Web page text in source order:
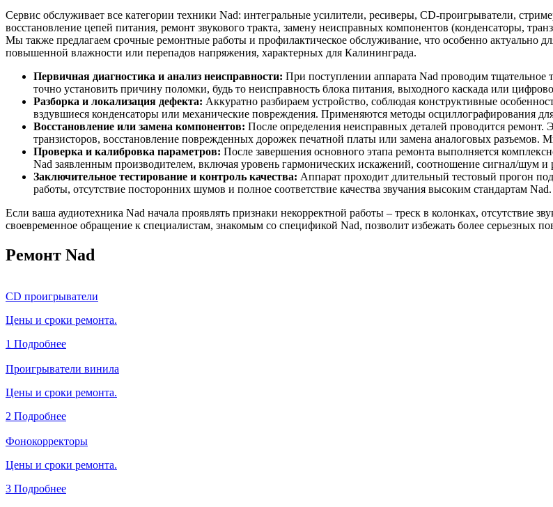
Сервис обслуживает все категории техники Nad: интегральные усилители, ресиверы, CD-проигрыватели,
восстановление цепей питания, ремонт звукового тракта, замену неисправных компонентов (конденсаторы,
Мы также предлагаем срочные ремонтные работы и профилактическое обслуживание, что особенно актуально
повышенной влажности или перепадов напряжения, характерных для Калининграда.
Первичная диагностика и анализ неисправности: При поступлении аппарата Nad проводим тщательное
точно установить причину поломки, будь то неисправность блока питания, выходного каскада или
Разборка и локализация дефекта: Аккуратно разбираем устройство, соблюдая конструктивные
вздувшиеся конденсаторы или механические повреждения. Применяются методы осциллографирования
Восстановление или замена компонентов: После определения неисправных деталей проводится
транзисторов, восстановление поврежденных дорожек печатной платы или замена аналоговых
Проверка и калибровка параметров: После завершения основного этапа ремонта выполняется
Nad заявленным производителем, включая уровень гармонических искажений, соотношение сигнал/шум и
Заключительное тестирование и контроль качества: Аппарат проходит длительный тестовый прогон
работы, отсутствие посторонних шумов и полное соответствие качества звучания высоким стандартам Nad.
Если ваша аудиотехника Nad начала проявлять признаки некорректной работы – треск в колонках, отсутствие
своевременное обращение к специалистам, знакомым со спецификой Nad, позволит избежать более серьезных
Ремонт Nad
CD проигрыватели
Цены и сроки ремонта.
1 Подробнее
Проигрыватели винила
Цены и сроки ремонта.
2 Подробнее
Фонокорректоры
Цены и сроки ремонта.
3 Подробнее